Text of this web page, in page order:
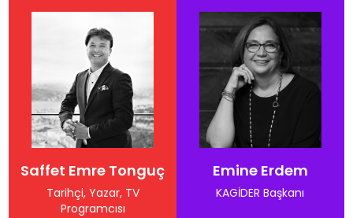
Saffet Emre Tonguç
Tarihçi, Yazar, TV
Programcısı
Emine Erdem
KAGİDER Başkanı